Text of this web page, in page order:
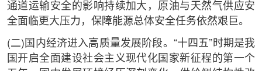
通道运输安全的影响持续加大，原油与天然气供应安
全面临更大压力，保障能源总体安全任务依然艰巨。
(二)国内经济进入高质量发展阶段。“十四五”时期是我
国开启全面建设社会主义现代化国家新征程的第一个